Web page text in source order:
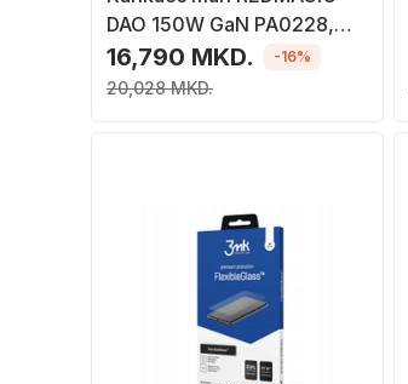
DAO 150W GaN PA0228,
USB C, karikim i shpejtë,
transparent
16,790 MKD.
20,028 MKD.
-16%